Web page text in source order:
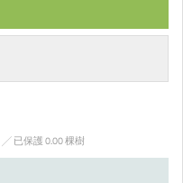
╱ 已保護 0.00 棵樹